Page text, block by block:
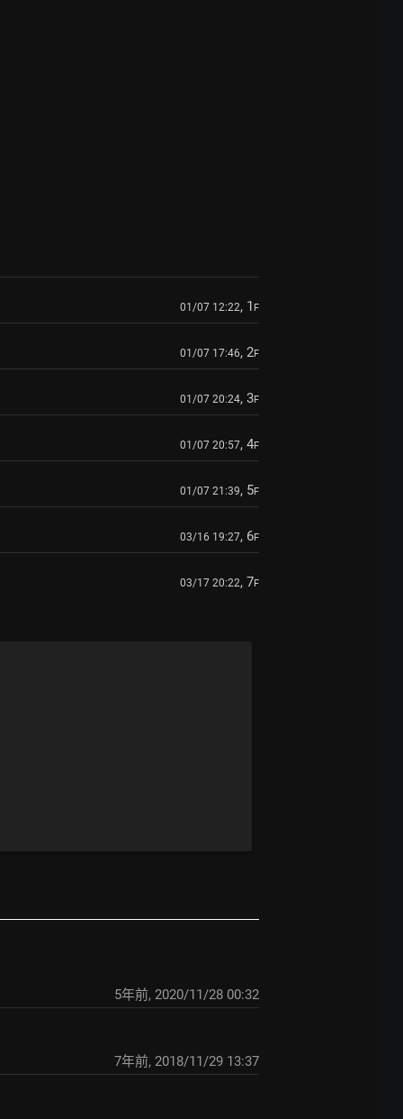
01/07 12:22, 1 F
01/07 17:46, 2F
01/07 20:24, 3F
01/07 20:57, 4F
01/07 21:39, 5F
03/16 19:27, 6F
03/17 20:22, 7F
5年前, 2020/11/28 00:32
7年前, 2018/11/29 13:37